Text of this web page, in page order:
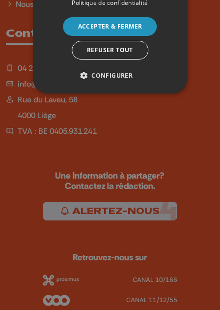
Nous contacter
Contact
04 254 99 99
info@qu4tre.be
Rue du Laveu, 58
4000 Liège
TVA : BE 0405.931.241
Une information à partager?
Contactez la rédaction.
ALERTEZ-NOUS
Retrouvez-nous sur
CANAL 10/166
CANAL 11/12/55
Politique de confidentialité
ACCEPTER & FERMER
REFUSER TOUT
CONFIGURER